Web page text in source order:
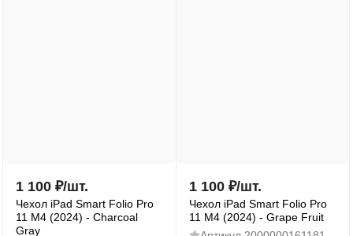
1 100 ₽/шт.
Чехол iPad Smart Folio Pro
11 M4 (2024) - Charcoal
Gray
1 100 ₽/шт.
Чехол iPad Smart Folio Pro
11 M4 (2024) - Grape Fruit